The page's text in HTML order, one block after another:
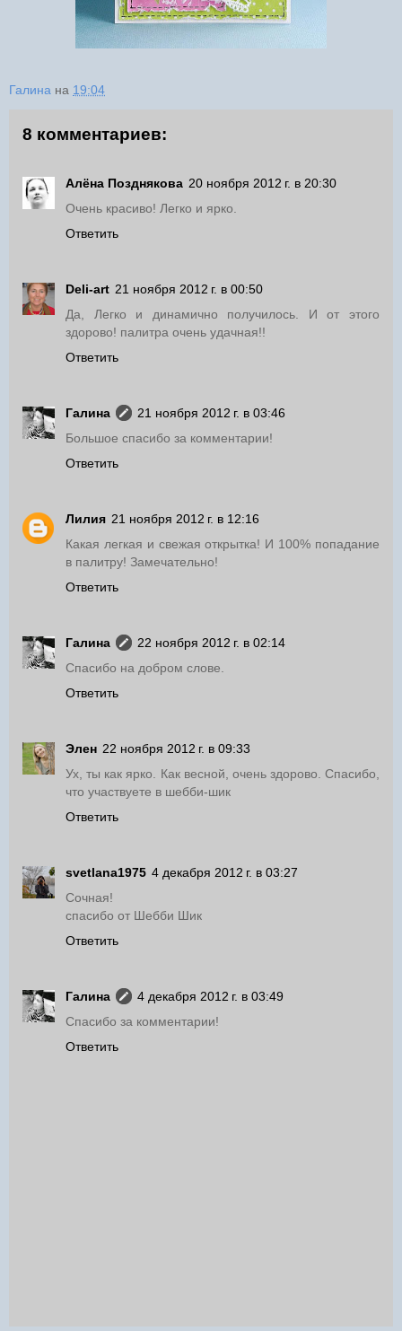
Галина на 19:04
8 комментариев:
Алёна Позднякова 20 ноября 2012 г. в 20:30
Очень красиво! Легко и ярко.
Ответить
Deli-аrt 21 ноября 2012 г. в 00:50
Да, Легко и динамично получилось. И от этого
здорово! палитра очень удачная!!
Ответить
Галина
21 ноября 2012 г. в 03:46
Большое спасибо за комментарии!
Ответить
Лилия 21 ноября 2012 г. в 12:16
Какая легкая и свежая открытка! И 100% попадание
в палитру! Замечательно!
Ответить
Галина
22 ноября 2012 г. в 02:14
Спасибо на добром слове.
Ответить
Элен 22 ноября 2012 г. в 09:33
Ух, ты как ярко. Как весной, очень здорово. Спасибо,
что участвуете в шебби-шик
Ответить
svetlana1975 4 декабря 2012 г. в 03:27
Сочная!
спасибо от Шебби Шик
Ответить
Галина
4 декабря 2012 г. в 03:49
Спасибо за комментарии!
Ответить